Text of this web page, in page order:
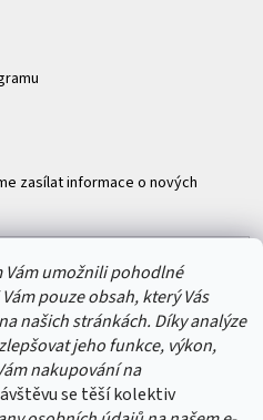
Vám umožnili pohodlné
pouze obsah, který Vás
našich stránkách. Díky analýze
jeho funkce, výkon,
nakupování na
se těší kolektiv
zasílat informace o nových
ochrany osobních údajů